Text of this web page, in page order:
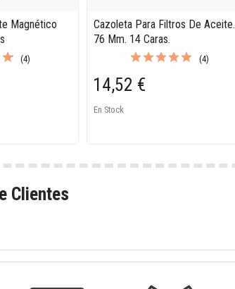
Magnético
(4)
Cazoleta Para Filtros De Aceite.
76 Mm. 14 Caras.
(4)
14,52 €
En Stock
Clientes